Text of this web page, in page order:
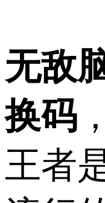
无敌
换码
王者